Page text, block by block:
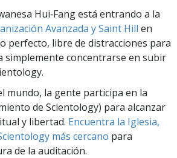
Hui‑Fang está entrando a la
Avanzada y Saint Hill en
perfecto, libre de distracciones para
simplemente concentrarse en subir
mundo, la gente participa en la
de Scientology) para alcanzar
y libertad. Encuentra la Iglesia,
más cercano para
de la auditación.